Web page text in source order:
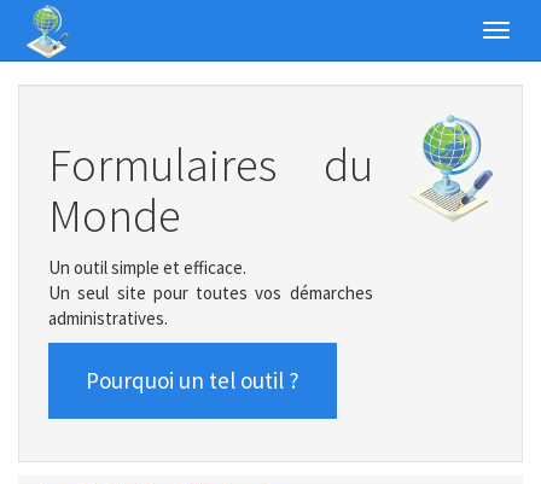
Formulaires du
Monde
Un outil simple et efficace.
Un seul site pour toutes vos démarches
administratives.
Pourquoi un tel outil ?